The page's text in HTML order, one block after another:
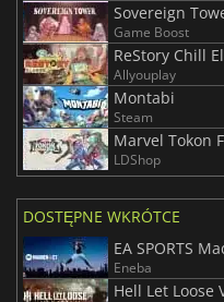
Sovereign
Game Boost
ReStory Chill
Allyouplay
Montabi
Steam
Marvel Tokon
LDShop
DOSTĘPNE WKRÓTCE
EA SPORTS
Eneba
Hell Let Loose